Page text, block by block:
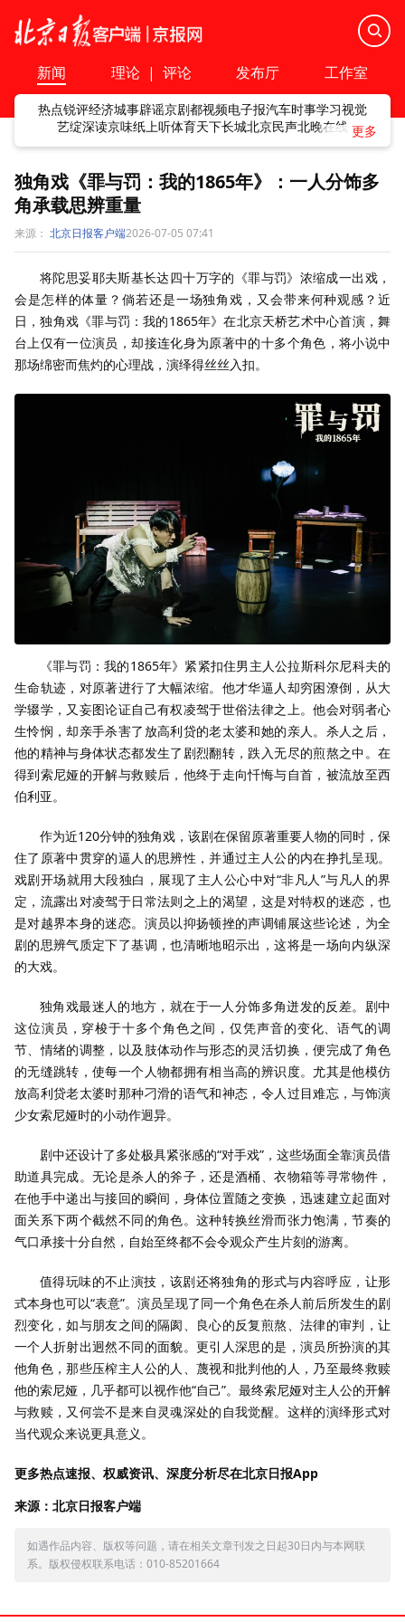
新闻 理论 | 评论 发布厅 工作室
热点锐评经济城事辟谣京剧都视频电子报汽车时事学习视觉
艺绽深读京味纸上听体育天下长城北京民声北晚在线
独角戏《罪与罚：我的1865年》：一人分饰多
角承载思辨重量
来源： 北京日报客户端2026-07-05 07:41
将陀思妥耶夫斯基长达四十万字的《罪与罚》浓缩成一出戏，
会是怎样的体量？倘若还是一场独角戏，又会带来何种观感？近
日，独角戏《罪与罚：我的1865年》在北京天桥艺术中心首演，舞
台上仅有一位演员，却接连化身为原著中的十多个角色，将小说中
那场绵密而焦灼的心理战，演绎得丝丝入扣。
《罪与罚：我的1865年》紧紧扣住男主人公拉斯科尔尼科夫的
生命轨迹，对原著进行了大幅浓缩。他才华逼人却穷困潦倒，从大
学辍学，又妄图论证自己有权凌驾于世俗法律之上。他会对弱者心
生怜悯，却亲手杀害了放高利贷的老太婆和她的亲人。杀人之后，
他的精神与身体状态都发生了剧烈翻转，跌入无尽的煎熬之中。在
得到索尼娅的开解与救赎后，他终于走向忏悔与自首，被流放至西
伯利亚。
作为近120分钟的独角戏，该剧在保留原著重要人物的同时，保
住了原著中贯穿的逼人的思辨性，并通过主人公的内在挣扎呈现。
戏剧开场就用大段独白，展现了主人公心中对“非凡人”与凡人的界
定，流露出对凌驾于日常法则之上的渴望，这是对特权的迷恋，也
是对越界本身的迷恋。演员以抑扬顿挫的声调铺展这些论述，为全
剧的思辨气质定下了基调，也清晰地昭示出，这将是一场向内纵深
的大戏。
独角戏最迷人的地方，就在于一人分饰多角迸发的反差。剧中
这位演员，穿梭于十多个角色之间，仅凭声音的变化、语气的调
节、情绪的调整，以及肢体动作与形态的灵活切换，便完成了角色
的无缝跳转，使每一个人物都拥有相当高的辨识度。尤其是他模仿
放高利贷老太婆时那种刁滑的语气和神态，令人过目难忘，与饰演
少女索尼娅时的小动作迥异。
剧中还设计了多处极具紧张感的“对手戏”，这些场面全靠演员借
助道具完成。无论是杀人的斧子，还是酒桶、衣物箱等寻常物件，
在他手中递出与接回的瞬间，身体位置随之变换，迅速建立起面对
面关系下两个截然不同的角色。这种转换丝滑而张力饱满，节奏的
气口承接十分自然，自始至终都不会令观众产生片刻的游离。
值得玩味的不止演技，该剧还将独角的形式与内容呼应，让形
式本身也可以“表意”。演员呈现了同一个角色在杀人前后所发生的剧
烈变化，如与朋友之间的隔阂、良心的反复煎熬、法律的审判，让
一个人折射出迥然不同的面貌。更引人深思的是，演员所扮演的其
他角色，那些压榨主人公的人、蔑视和批判他的人，乃至最终救赎
他的索尼娅，几乎都可以视作他“自己”。最终索尼娅对主人公的开解
与救赎，又何尝不是来自灵魂深处的自我觉醒。这样的演绎形式对
当代观众来说更具意义。
更多热点速报、权威资讯、深度分析尽在北京日报App
来源：北京日报客户端
如遇作品内容、版权等问题，请在相关文章刊发之日起30日内与本网联
系。版权侵权联系电话：010-85201664